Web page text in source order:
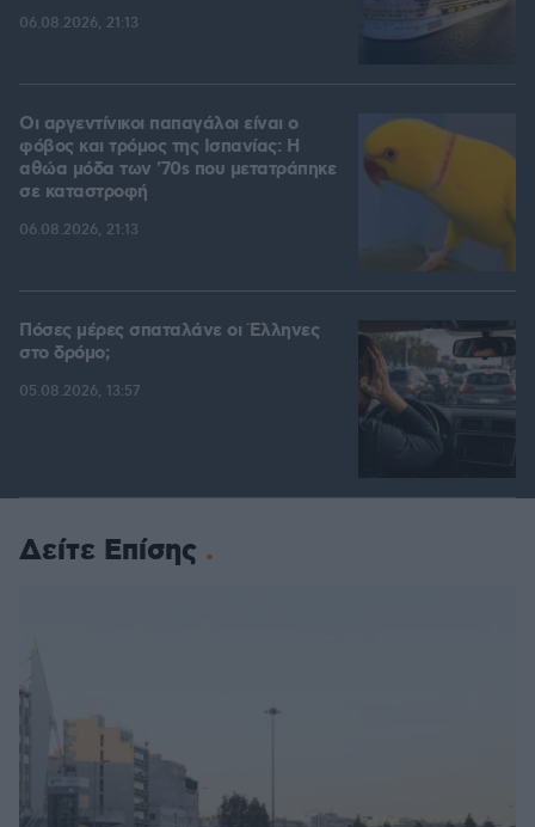
06.08.2026, 21:13
Οι αργεντίνικοι παπαγάλοι είναι ο
φόβος και τρόμος της Ισπανίας: Η
αθώα μόδα των '70s που μετατράπηκε
σε καταστροφή
06.08.2026, 21:13
Πόσες μέρες σπαταλάνε οι Έλληνες
στο δρόμο;
05.08.2026, 13:57
Δείτε Επίσης